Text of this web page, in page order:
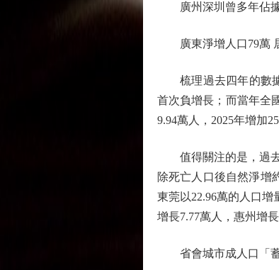
廣州深圳曾多年佔據
廣東淨增人口79萬
梳理過去四年的數據
首次負增長；而當年全
9.94萬人，2025年增加
值得關注的是，過去
除死亡人口後自然淨增
東莞以22.96萬的人口
增長7.77萬人，惠州增
省會城市成人口「蓄